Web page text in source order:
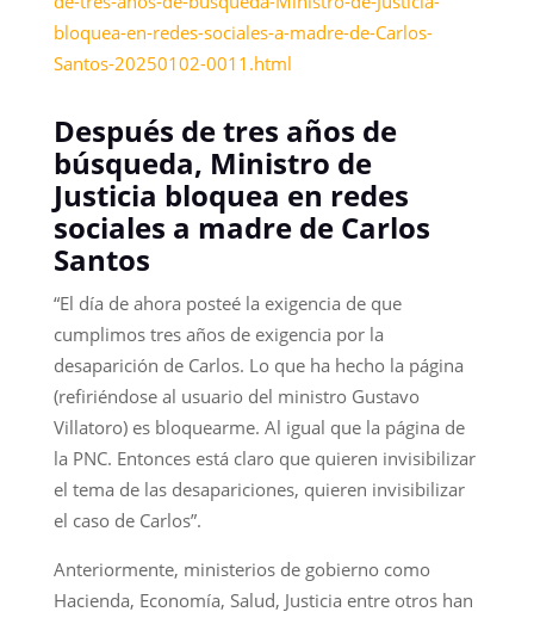
bloquea-en-redes-sociales-a-madre-de-Carlos-
Santos-20250102-0011.html
Después de tres años de
búsqueda, Ministro de
Justicia bloquea en redes
sociales a madre de Carlos
Santos
“El día de ahora posteé la exigencia de que
cumplimos tres años de exigencia por la
desaparición de Carlos. Lo que ha hecho la página
(refiriéndose al usuario del ministro Gustavo
Villatoro) es bloquearme. Al igual que la página de
la PNC. Entonces está claro que quieren invisibilizar
el tema de las desapariciones, quieren invisibilizar
el caso de Carlos”.
Anteriormente, ministerios de gobierno como
Hacienda, Economía, Salud, Justicia entre otros han